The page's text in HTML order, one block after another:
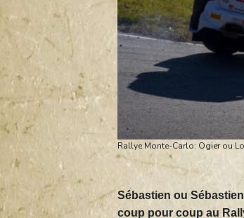
Rallye Monte-Carlo: Ogier ou
Sébastien ou
coup pour coup au